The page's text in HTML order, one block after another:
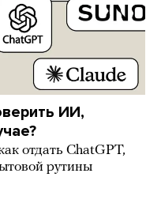
ИИ,
отдать ChatGPT,
рутины